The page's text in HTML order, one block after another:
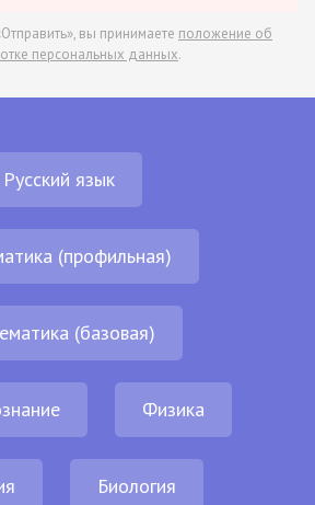
вы принимаете положение об
персональных данных.
Русский язык
(профильная)
(базовая)
Физика
Биология